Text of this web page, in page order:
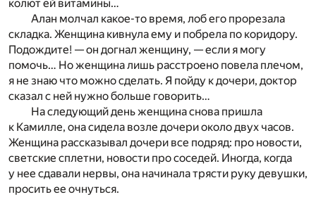
колют ей витамины…
Алан молчал какое-то время, лоб его прорезала
складка. Женщина кивнула ему и побрела по коридору.
Подождите! — он догнал женщину, — если я могу
помочь… Но женщина лишь расстроено повела плечом,
я не знаю что можно сделать. Я пойду к дочери, доктор
сказал с ней нужно больше говорить…
На следующий день женщина снова пришла
к Камилле, она сидела возле дочери около двух часов.
Женщина рассказывал дочери все подряд: про новости,
светские сплетни, новости про соседей. Иногда, когда
у нее сдавали нервы, она начинала трясти руку девушки,
просить ее очнуться.